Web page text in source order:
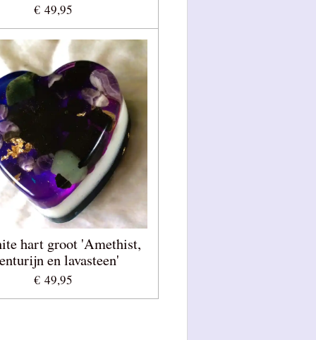
€ 49,95
hart groot 'Amethist,
en lavasteen'
€ 49,95